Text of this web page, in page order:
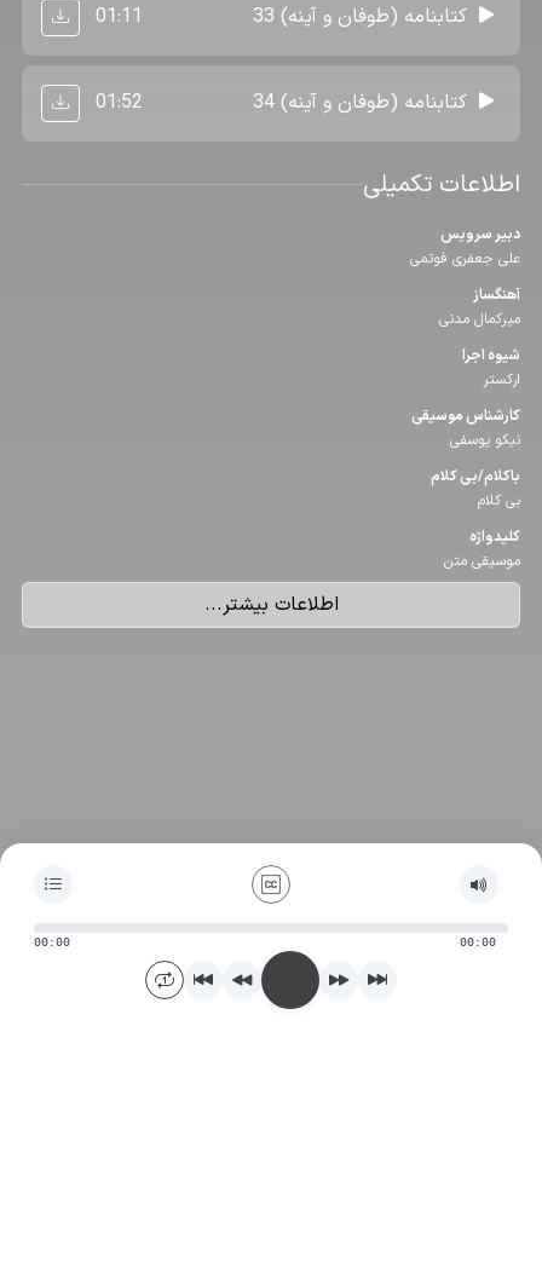
کتابنامه (طوفان و آینه) 33 01:11
کتابنامه (طوفان و آینه) 34 01:52
اطلاعات تکمیلی
دبیر سرویس
علی جعفری فوتمی
آهنگساز
میرکمال مدنی
شیوه اجرا
ارکستر
كارشناس موسیقی
نیکو یوسفی
باكلام/بی كلام
بی کلام
كلیدواژه
موسیقی متن
اطلاعات بیشتر...
00:00 00:00